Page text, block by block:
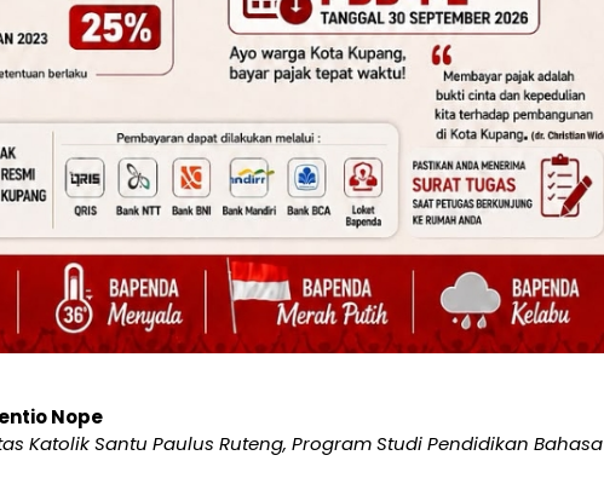
Nope
Katolik Santu Paulus Ruteng, Program Studi Pendidikan Bahasa